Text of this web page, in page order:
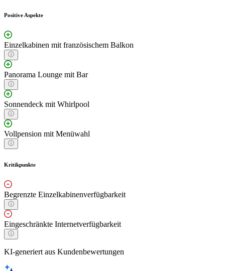
Positive Aspekte
Einzelkabinen mit französischem Balkon
Panorama Lounge mit Bar
Sonnendeck mit Whirlpool
Vollpension mit Menüwahl
Kritikpunkte
Begrenzte Einzelkabinenverfügbarkeit
Eingeschränkte Internetverfügbarkeit
KI-generiert aus Kundenbewertungen